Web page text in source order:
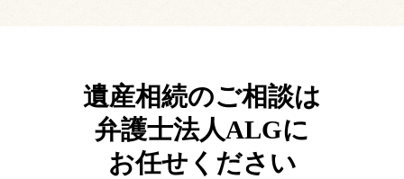
遺産相続のご相談は
弁護士法人ALGに
お任せください